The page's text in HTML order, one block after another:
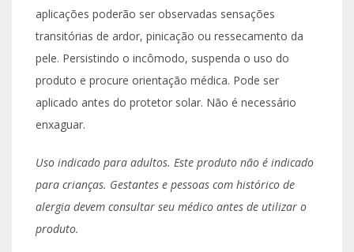
aplicações poderão ser observadas sensações
transitórias de ardor, pinicação ou ressecamento da
pele. Persistindo o incômodo, suspenda o uso do
produto e procure orientação médica. Pode ser
aplicado antes do protetor solar. Não é necessário
enxaguar.
Uso indicado para adultos. Este produto não é indicado
para crianças. Gestantes e pessoas com histórico de
alergia devem consultar seu médico antes de utilizar o
produto.